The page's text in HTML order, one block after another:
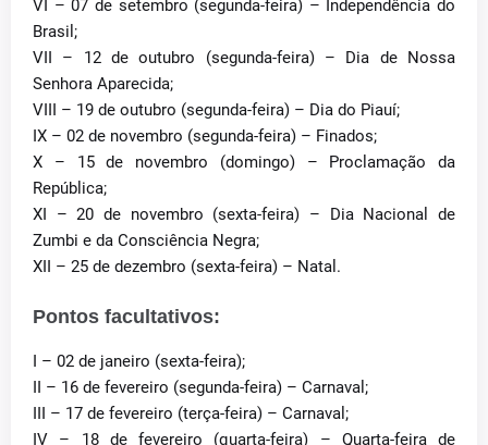
VI – 07 de setembro (segunda-feira) – Independência do
Brasil;
VII – 12 de outubro (segunda-feira) – Dia de Nossa
Senhora Aparecida;
VIII – 19 de outubro (segunda-feira) – Dia do Piauí;
IX – 02 de novembro (segunda-feira) – Finados;
X – 15 de novembro (domingo) – Proclamação da
República;
XI – 20 de novembro (sexta-feira) – Dia Nacional de
Zumbi e da Consciência Negra;
XII – 25 de dezembro (sexta-feira) – Natal.
Pontos facultativos:
I – 02 de janeiro (sexta-feira);
II – 16 de fevereiro (segunda-feira) – Carnaval;
III – 17 de fevereiro (terça-feira) – Carnaval;
IV – 18 de fevereiro (quarta-feira) – Quarta-feira de